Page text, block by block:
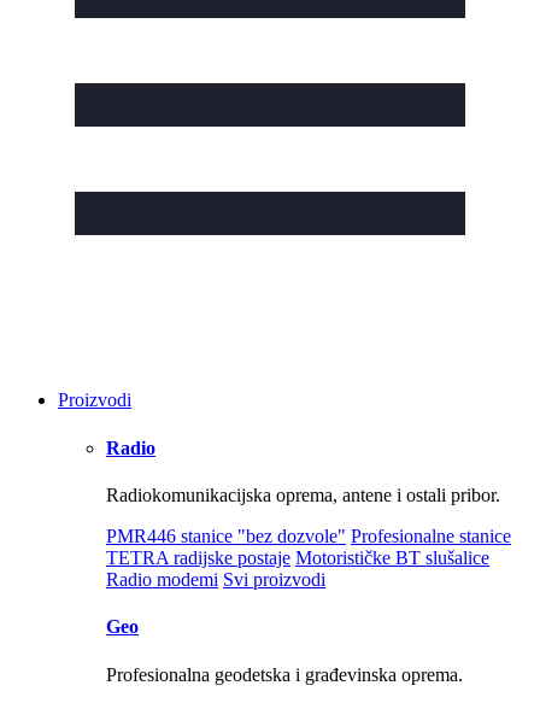
Proizvodi
Radio
Radiokomunikacijska oprema, antene i ostali pribor.
PMR446 stanice "bez dozvole" Profesionalne stanice
TETRA radijske postaje Motorističke BT slušalice
Radio modemi Svi proizvodi
Geo
Profesionalna geodetska i građevinska oprema.